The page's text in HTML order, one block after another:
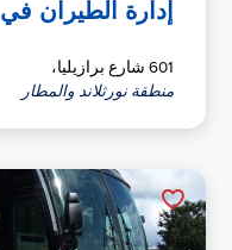
إدارة الطيران
601 شارع برازيليا،
منطقة نورثلاند والمطار